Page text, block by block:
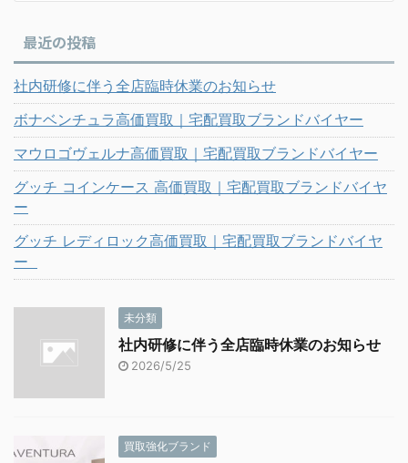
最近の投稿
社内研修に伴う全店臨時休業のお知らせ
ボナベンチュラ高価買取｜宅配買取ブランドバイヤー
マウロゴヴェルナ高価買取｜宅配買取ブランドバイヤー
グッチ コインケース 高価買取｜宅配買取ブランドバイヤ
ー
グッチ レディロック高価買取｜宅配買取ブランドバイヤ
ー
未分類
社内研修に伴う全店臨時休業のお知らせ
2026/5/25
買取強化ブランド